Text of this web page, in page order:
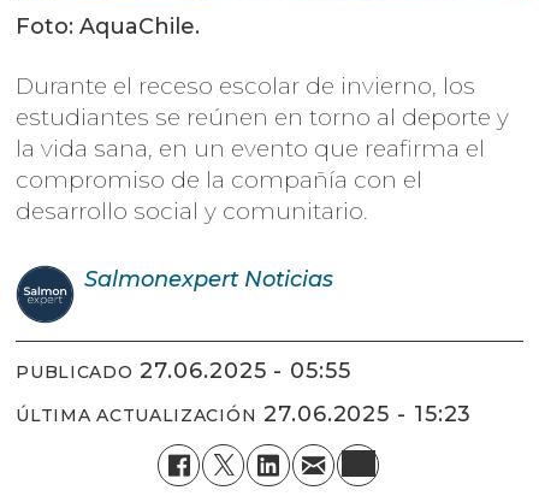
Foto: AquaChile.
Durante el receso escolar de invierno, los
estudiantes se reúnen en torno al deporte y
la vida sana, en un evento que reafirma el
compromiso de la compañía con el
desarrollo social y comunitario.
Salmonexpert Noticias
PUBLICADO 27.06.2025 - 05:55
ÚLTIMA ACTUALIZACIÓN 27.06.2025 - 15:23